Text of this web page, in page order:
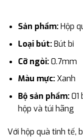
Sản phẩm:Hộp
Loại bút:Bút bi
Cỡ ngòi:0.7mm
Màu mực:Xanh
Bộ sản phẩm:01
hộp và túi hãng
Với hộp quà tinh tế,